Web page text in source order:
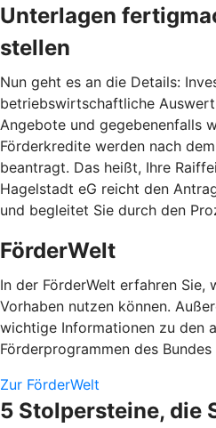
Unterlagen
stellen
Nun geht es an die Details:
betriebswirtschaftliche
Angebote und gegebenenfalls
Förderkredite werden nach
beantragt. Das heißt, Ihre
Hagelstadt eG reicht den
und begleitet Sie durch den
FörderWelt
In der FörderWelt erfahren Sie,
Vorhaben nutzen können.
wichtige Informationen zu den
Förderprogrammen des
Zur FörderWelt
5 Stolpersteine, die